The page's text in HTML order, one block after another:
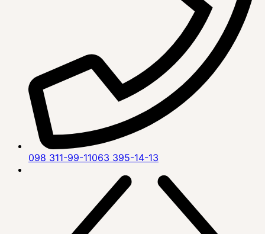
098 311-99-11063 395-14-13